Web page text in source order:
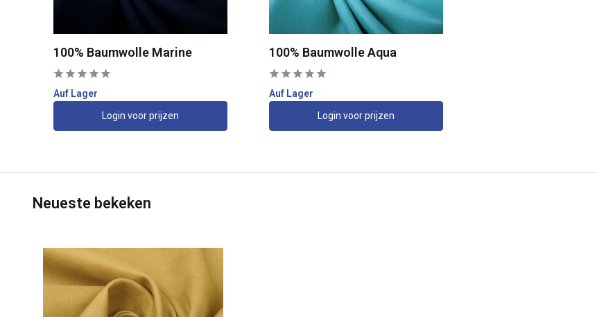
100% Baumwolle Marine
Auf Lager
Login voor prijzen
100% Baumwolle Aqua
Auf Lager
Login voor prijzen
Neueste bekeken